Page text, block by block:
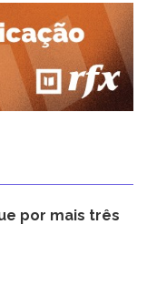
por mais três